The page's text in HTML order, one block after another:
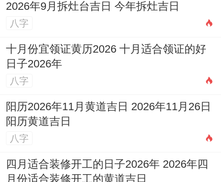
2026年9月拆灶台吉日 今年拆灶吉日
八字
十月份宜领证黄历2026 十月适合领证的好
日子2026年
八字
阳历2026年11月黄道吉日 2026年11月26日
阳历黄道吉日
八字
四月适合装修开工的日子2026年 2026年四
月份适合装修开工的黄道吉日